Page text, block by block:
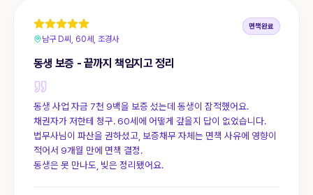
남구 D씨, 60세, 조경사
면책완료
동생 보증 - 끝까지 책임지고 정리
동생 사업 자금 7천 9백을 보증 섰는데 동생이 잠적했어요.
채권자가 저한테 청구. 60세에 어떻게 갚을지 답이 없었습니다.
법무사님이 파산을 권하셨고, 보증채무 자체는 면책 사유에 영향이
적어서 9개월 만에 면책 결정.
동생은 못 만나도, 빚은 정리됐어요.